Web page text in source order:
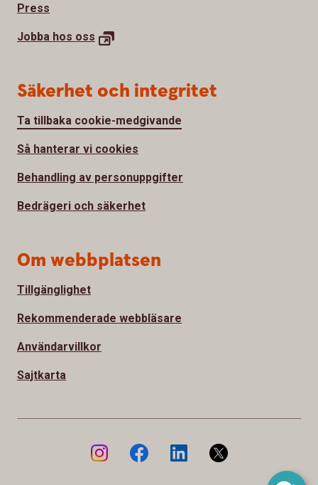
Press
Jobba hos oss
Säkerhet och integritet
Ta tillbaka cookie-medgivande
Så hanterar vi cookies
Behandling av personuppgifter
Bedrägeri och säkerhet
Om webbplatsen
Tillgänglighet
Rekommenderade webbläsare
Användarvillkor
Sajtkarta